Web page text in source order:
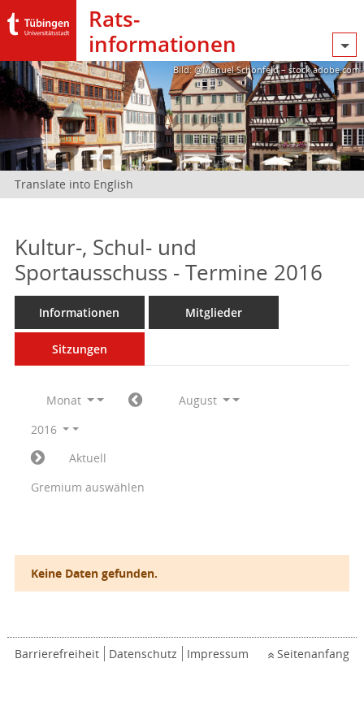
Rats­
informationen
Bild: @Manuel Schönfeld – stock.adobe.com
Translate into English
Kultur-, Schul- und
Sportausschuss - Termine 2016
Informationen Mitglieder
Sitzungen
Monat
August
2016
Aktuell
Gremium auswählen
Keine Daten gefunden.
Barrierefreiheit Datenschutz Impressum Seitenanfang